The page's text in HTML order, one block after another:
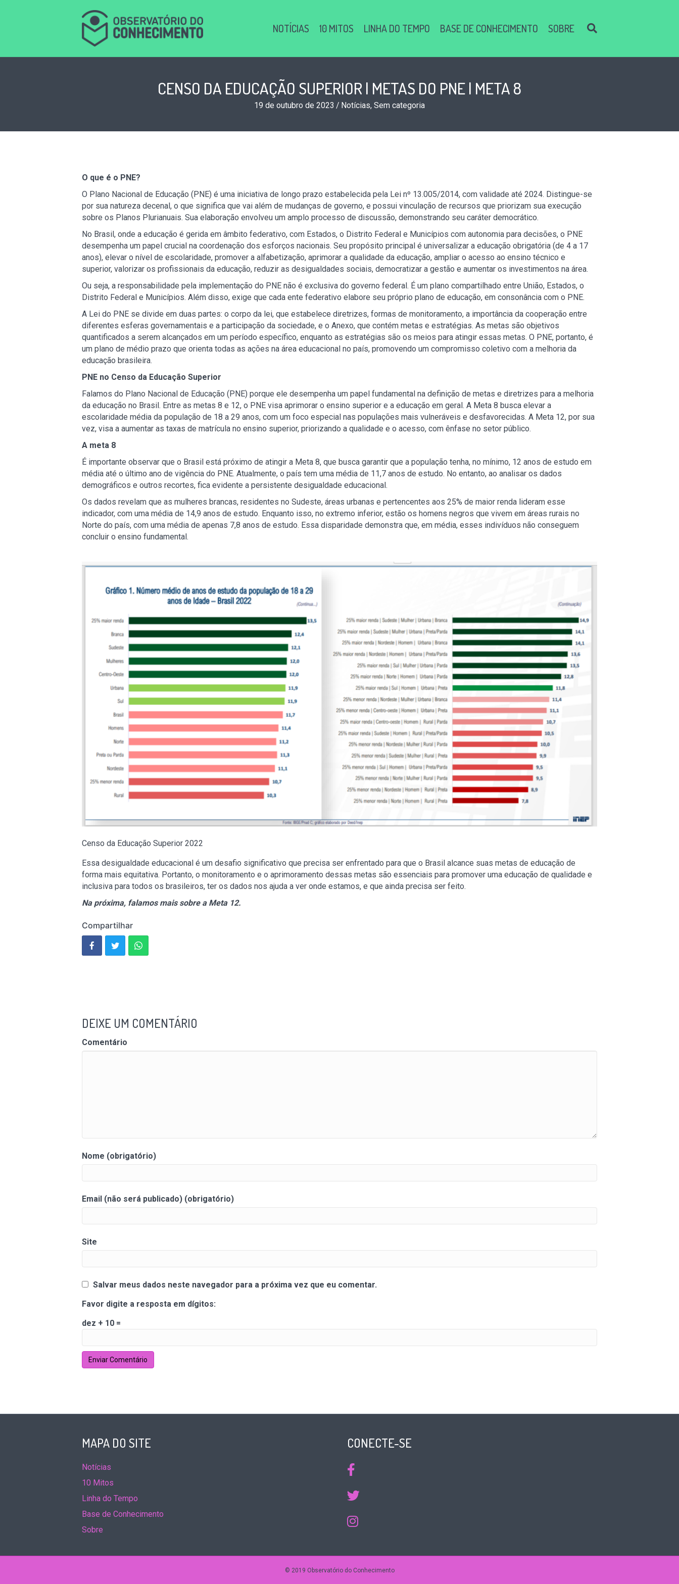
NOTÍCIAS 10 MITOS LINHA DO TEMPO BASE DE CONHECIMENTO SOBRE
CENSO DA EDUCAÇÃO SUPERIOR | METAS DO PNE | META 8
19 de outubro de 2023 / Notícias, Sem categoria
O que é o PNE?
O Plano Nacional de Educação (PNE) é uma iniciativa de longo prazo estabelecida pela Lei nº 13.005/2014, com validade até 2024. Distingue-se
por sua natureza decenal, o que significa que vai além de mudanças de governo, e possui vinculação de recursos que priorizam sua execução
sobre os Planos Plurianuais. Sua elaboração envolveu um amplo processo de discussão, demonstrando seu caráter democrático.
No Brasil, onde a educação é gerida em âmbito federativo, com Estados, o Distrito Federal e Municípios com autonomia para decisões, o PNE
desempenha um papel crucial na coordenação dos esforços nacionais. Seu propósito principal é universalizar a educação obrigatória (de 4 a 17
anos), elevar o nível de escolaridade, promover a alfabetização, aprimorar a qualidade da educação, ampliar o acesso ao ensino técnico e
superior, valorizar os profissionais da educação, reduzir as desigualdades sociais, democratizar a gestão e aumentar os investimentos na área.
Ou seja, a responsabilidade pela implementação do PNE não é exclusiva do governo federal. É um plano compartilhado entre União, Estados, o
Distrito Federal e Municípios. Além disso, exige que cada ente federativo elabore seu próprio plano de educação, em consonância com o PNE.
A Lei do PNE se divide em duas partes: o corpo da lei, que estabelece diretrizes, formas de monitoramento, a importância da cooperação entre
diferentes esferas governamentais e a participação da sociedade, e o Anexo, que contém metas e estratégias. As metas são objetivos
quantificados a serem alcançados em um período específico, enquanto as estratégias são os meios para atingir essas metas. O PNE, portanto, é
um plano de médio prazo que orienta todas as ações na área educacional no país, promovendo um compromisso coletivo com a melhoria da
educação brasileira.
PNE no Censo da Educação Superior
Falamos do Plano Nacional de Educação (PNE) porque ele desempenha um papel fundamental na definição de metas e diretrizes para a melhoria
da educação no Brasil. Entre as metas 8 e 12, o PNE visa aprimorar o ensino superior e a educação em geral. A Meta 8 busca elevar a
escolaridade média da população de 18 a 29 anos, com um foco especial nas populações mais vulneráveis e desfavorecidas. A Meta 12, por sua
vez, visa a aumentar as taxas de matrícula no ensino superior, priorizando a qualidade e o acesso, com ênfase no setor público.
A meta 8
É importante observar que o Brasil está próximo de atingir a Meta 8, que busca garantir que a população tenha, no mínimo, 12 anos de estudo em
média até o último ano de vigência do PNE. Atualmente, o país tem uma média de 11,7 anos de estudo. No entanto, ao analisar os dados
demográficos e outros recortes, fica evidente a persistente desigualdade educacional.
Os dados revelam que as mulheres brancas, residentes no Sudeste, áreas urbanas e pertencentes aos 25% de maior renda lideram esse
indicador, com uma média de 14,9 anos de estudo. Enquanto isso, no extremo inferior, estão os homens negros que vivem em áreas rurais no
Norte do país, com uma média de apenas 7,8 anos de estudo. Essa disparidade demonstra que, em média, esses indivíduos não conseguem
concluir o ensino fundamental.
Censo da Educação Superior 2022
Essa desigualdade educacional é um desafio significativo que precisa ser enfrentado para que o Brasil alcance suas metas de educação de
forma mais equitativa. Portanto, o monitoramento e o aprimoramento dessas metas são essenciais para promover uma educação de qualidade e
inclusiva para todos os brasileiros, ter os dados nos ajuda a ver onde estamos, e que ainda precisa ser feito.
Na próxima, falamos mais sobre a Meta 12.
Compartilhar
DEIXE UM COMENTÁRIO
Comentário
Nome (obrigatório)
Email (não será publicado) (obrigatório)
Site
Salvar meus dados neste navegador para a próxima vez que eu comentar.
Favor digite a resposta em dígitos:
dez + 10 =
MAPA DO SITE
Notícias
10 Mitos
Linha do Tempo
Base de Conhecimento
Sobre
CONECTE-SE
© 2019 Observatório do Conhecimento